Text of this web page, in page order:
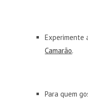
Experimente
Camarão.
Para quem